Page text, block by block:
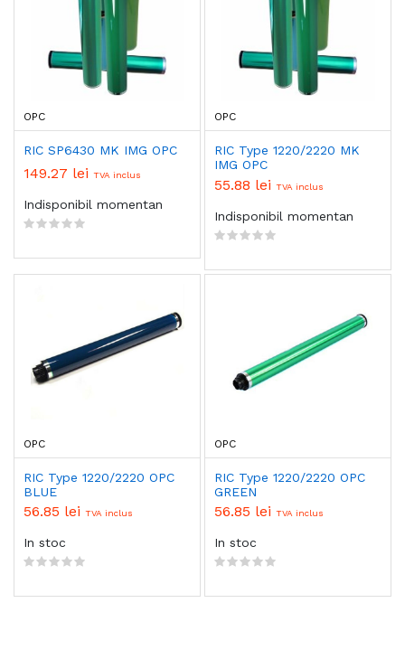
OPC
RIC SP6430 MK IMG OPC
149.27 lei TVA inclus
Indisponibil momentan
OPC
RIC Type 1220/2220 MK
IMG OPC
55.88 lei TVA inclus
Indisponibil momentan
OPC
RIC Type 1220/2220 OPC
BLUE
56.85 lei TVA inclus
In stoc
OPC
RIC Type 1220/2220 OPC
GREEN
56.85 lei TVA inclus
In stoc